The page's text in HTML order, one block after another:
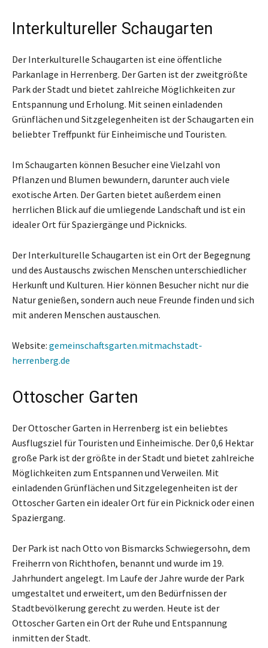
Interkultureller Schaugarten
Der Interkulturelle Schaugarten ist eine öffentliche
Parkanlage in Herrenberg. Der Garten ist der zweitgrößte
Park der Stadt und bietet zahlreiche Möglichkeiten zur
Entspannung und Erholung. Mit seinen einladenden
Grünflächen und Sitzgelegenheiten ist der Schaugarten ein
beliebter Treffpunkt für Einheimische und Touristen.
Im Schaugarten können Besucher eine Vielzahl von
Pflanzen und Blumen bewundern, darunter auch viele
exotische Arten. Der Garten bietet außerdem einen
herrlichen Blick auf die umliegende Landschaft und ist ein
idealer Ort für Spaziergänge und Picknicks.
Der Interkulturelle Schaugarten ist ein Ort der Begegnung
und des Austauschs zwischen Menschen unterschiedlicher
Herkunft und Kulturen. Hier können Besucher nicht nur die
Natur genießen, sondern auch neue Freunde finden und sich
mit anderen Menschen austauschen.
Website: gemeinschaftsgarten.mitmachstadt-
herrenberg.de
Ottoscher Garten
Der Ottoscher Garten in Herrenberg ist ein beliebtes
Ausflugsziel für Touristen und Einheimische. Der 0,6 Hektar
große Park ist der größte in der Stadt und bietet zahlreiche
Möglichkeiten zum Entspannen und Verweilen. Mit
einladenden Grünflächen und Sitzgelegenheiten ist der
Ottoscher Garten ein idealer Ort für ein Picknick oder einen
Spaziergang.
Der Park ist nach Otto von Bismarcks Schwiegersohn, dem
Freiherrn von Richthofen, benannt und wurde im 19.
Jahrhundert angelegt. Im Laufe der Jahre wurde der Park
umgestaltet und erweitert, um den Bedürfnissen der
Stadtbevölkerung gerecht zu werden. Heute ist der
Ottoscher Garten ein Ort der Ruhe und Entspannung
inmitten der Stadt.